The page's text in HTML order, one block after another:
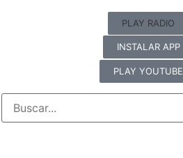
PLAY RADIO
INSTALAR APP
PLAY YOUTUBE